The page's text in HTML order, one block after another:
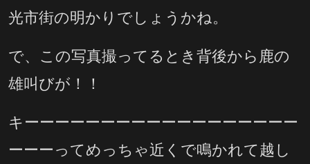
光市街の明かりでしょうかね。
で、この写真撮ってるとき背後から鹿の
雄叫びが！！
キーーーーーーーーーーーーーーーーーー
ーーーってめっちゃ近くで鳴かれて越し